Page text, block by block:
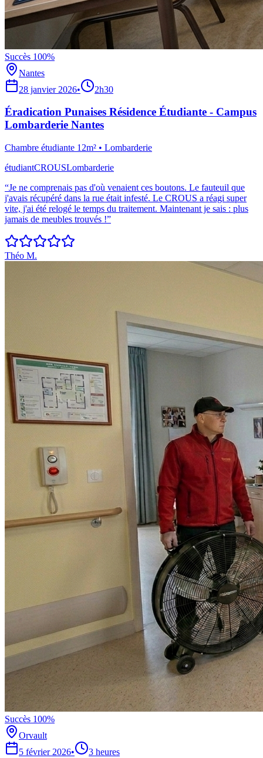
Succès 100%
Nantes
28 janvier 2026• 2h30
Éradication Punaises Résidence Étudiante - Campus
Lombarderie Nantes
Chambre étudiante 12m² • Lombarderie
étudiantCROUSLombarderie
“Je ne comprenais pas d'où venaient ces boutons. Le fauteuil que
j'avais récupéré dans la rue était infesté. Le CROUS a réagi super
vite, j'ai été relogé le temps du traitement. Maintenant je sais : plus
jamais de meubles trouvés !”
Théo M.
Succès 100%
Orvault
5 février 2026• 3 heures